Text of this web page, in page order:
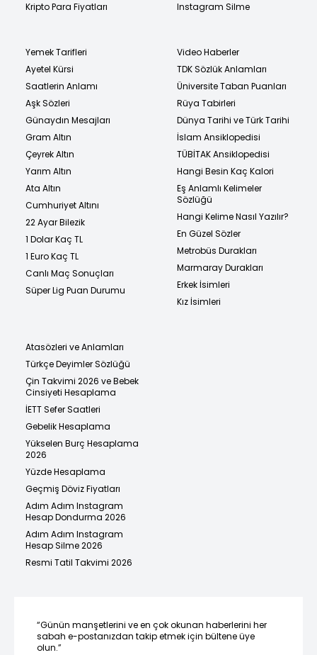
Kripto Para Fiyatları
Instagram Silme
Yemek Tarifleri
Ayetel Kürsi
Saatlerin Anlamı
Aşk Sözleri
Günaydın Mesajları
Gram Altın
Çeyrek Altın
Yarım Altın
Ata Altın
Cumhuriyet Altını
22 Ayar Bilezik
1 Dolar Kaç TL
1 Euro Kaç TL
Canlı Maç Sonuçları
Süper Lig Puan Durumu
Video Haberler
TDK Sözlük Anlamları
Üniversite Taban Puanları
Rüya Tabirleri
Dünya Tarihi ve Türk Tarihi
İslam Ansiklopedisi
TÜBİTAK Ansiklopedisi
Hangi Besin Kaç Kalori
Eş Anlamlı Kelimeler
Sözlüğü
Hangi Kelime Nasıl Yazılır?
En Güzel Sözler
Metrobüs Durakları
Marmaray Durakları
Erkek İsimleri
Kız İsimleri
Atasözleri ve Anlamları
Türkçe Deyimler Sözlüğü
Çin Takvimi 2026 ve Bebek
Cinsiyeti Hesaplama
İETT Sefer Saatleri
Gebelik Hesaplama
Yükselen Burç Hesaplama
2026
Yüzde Hesaplama
Geçmiş Döviz Fiyatları
Adım Adım Instagram
Hesap Dondurma 2026
Adım Adım Instagram
Hesap Silme 2026
Resmi Tatil Takvimi 2026
“Günün manşetlerini ve en çok okunan haberlerini her
sabah e-postanızdan takip etmek için bültene üye
olun.”